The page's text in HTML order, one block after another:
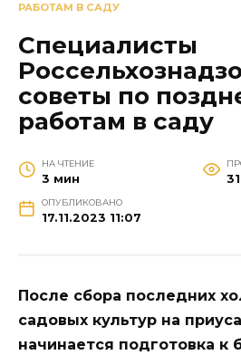
РАБОТАМ В САДУ
Специалисты
советы по
работам в саду
НА ЧТЕНИЕ
3 мин 31
ОПУБЛИКОВАНО
17.11.2023 11:07
После сбора последних
садовых культур на
начинается подготовка к